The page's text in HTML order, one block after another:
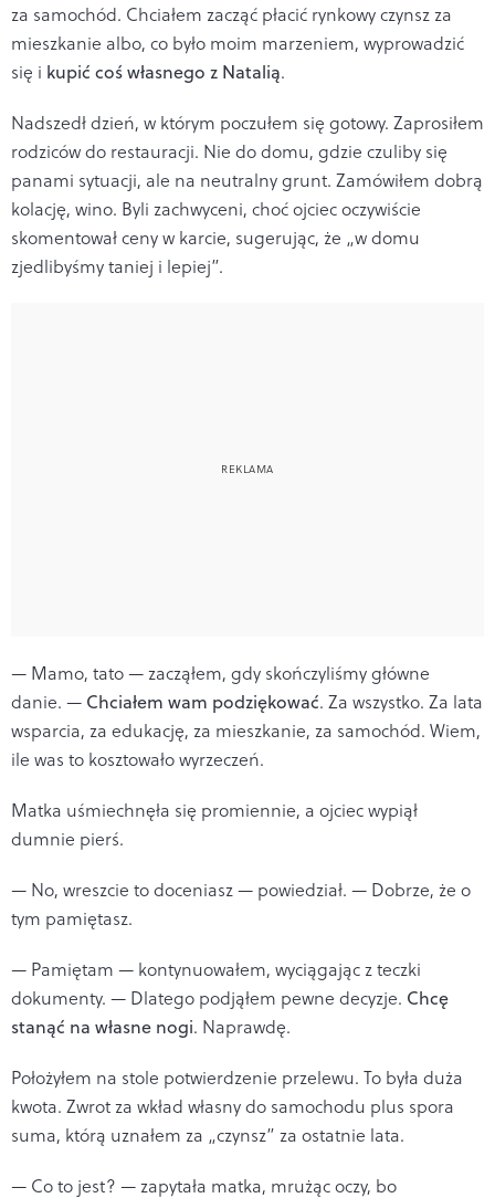
za samochód. Chciałem zacząć płacić rynkowy czynsz za
mieszkanie albo, co było moim marzeniem, wyprowadzić
się i kupić coś własnego z Natalią.
Nadszedł dzień, w którym poczułem się gotowy. Zaprosiłem
rodziców do restauracji. Nie do domu, gdzie czuliby się
panami sytuacji, ale na neutralny grunt. Zamówiłem dobrą
kolację, wino. Byli zachwyceni, choć ojciec oczywiście
skomentował ceny w karcie, sugerując, że „w domu
zjedlibyśmy taniej i lepiej”.
— Mamo, tato — zacząłem, gdy skończyliśmy główne
danie. — Chciałem wam podziękować. Za wszystko. Za lata
wsparcia, za edukację, za mieszkanie, za samochód. Wiem,
ile was to kosztowało wyrzeczeń.
Matka uśmiechnęła się promiennie, a ojciec wypiął
dumnie pierś.
— No, wreszcie to doceniasz — powiedział. — Dobrze, że o
tym pamiętasz.
— Pamiętam — kontynuowałem, wyciągając z teczki
dokumenty. — Dlatego podjąłem pewne decyzje. Chcę
stanąć na własne nogi. Naprawdę.
Położyłem na stole potwierdzenie przelewu. To była duża
kwota. Zwrot za wkład własny do samochodu plus spora
suma, którą uznałem za „czynsz” za ostatnie lata.
— Co to jest? — zapytała matka, mrużąc oczy, bo